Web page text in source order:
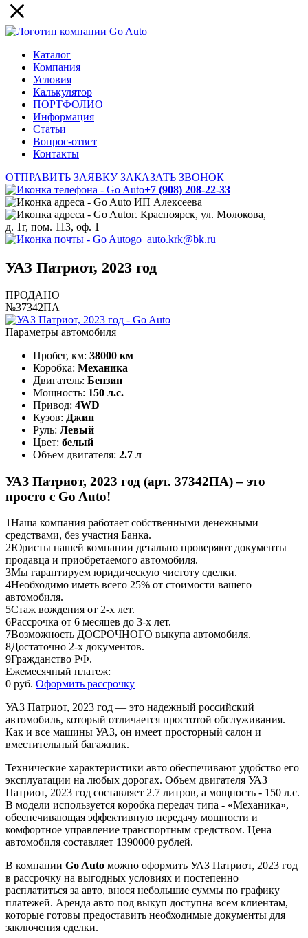
Каталог
Компания
Условия
Калькулятор
ПОРТФОЛИО
Информация
Статьи
Вопрос-ответ
Контакты
ОТПРАВИТЬ ЗАЯВКУ ЗАКАЗАТЬ ЗВОНОК
+7 (908) 208-22-33
ИП Алексеева
г. Красноярск, ул. Молокова,
д. 1г, пом. 113, оф. 1
go_auto.krk@bk.ru
УАЗ Патриот, 2023 год
ПРОДАНО
№37342ПА
Параметры автомобиля
Пробег, км: 38000 км
Коробка: Механика
Двигатель: Бензин
Мощность: 150 л.с.
Привод: 4WD
Кузов: Джип
Руль: Левый
Цвет: белый
Объем двигателя: 2.7 л
УАЗ Патриот, 2023 год (арт. 37342ПА) – это
просто с Go Auto!
1Наша компания работает собственными денежными
средствами, без участия Банка.
2Юристы нашей компании детально проверяют документы
продавца и приобретаемого автомобиля.
3Мы гарантируем юридическую чистоту сделки.
4Необходимо иметь всего 25% от стоимости вашего
автомобиля.
5Стаж вождения от 2-х лет.
6Рассрочка от 6 месяцев до 3-х лет.
7Возможность ДОСРОЧНОГО выкупа автомобиля.
8Достаточно 2-х документов.
9Гражданство РФ.
Ежемесячный платеж:
0 руб. Оформить рассрочку
УАЗ Патриот, 2023 год — это надежный российский
автомобиль, который отличается простотой обслуживания.
Как и все машины УАЗ, он имеет просторный салон и
вместительный багажник.
Технические характеристики авто обеспечивают удобство его
эксплуатации на любых дорогах. Объем двигателя УАЗ
Патриот, 2023 год составляет 2.7 литров, а мощность - 150 л.с.
В модели используется коробка передач типа - «Механика»,
обеспечивающая эффективную передачу мощности и
комфортное управление транспортным средством. Цена
автомобиля составляет 1390000 рублей.
В компании Go Auto можно оформить УАЗ Патриот, 2023 год
в рассрочку на выгодных условиях и постепенно
расплатиться за авто, внося небольшие суммы по графику
платежей. Аренда авто под выкуп доступна всем клиентам,
которые готовы предоставить необходимые документы для
заключения сделки.